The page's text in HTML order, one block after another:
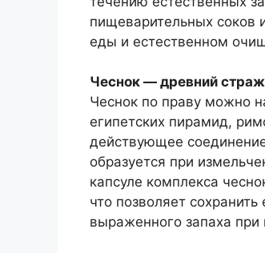
пищеварительных соков
еды и естественном
Чеснок — древний
Чеснок по праву можно
египетских пирамид,
действующее
образуется при
капсуле комплекса
что позволяет
выраженного запаха при